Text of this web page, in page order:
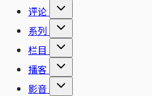
评论
系列
栏目
播客
影音